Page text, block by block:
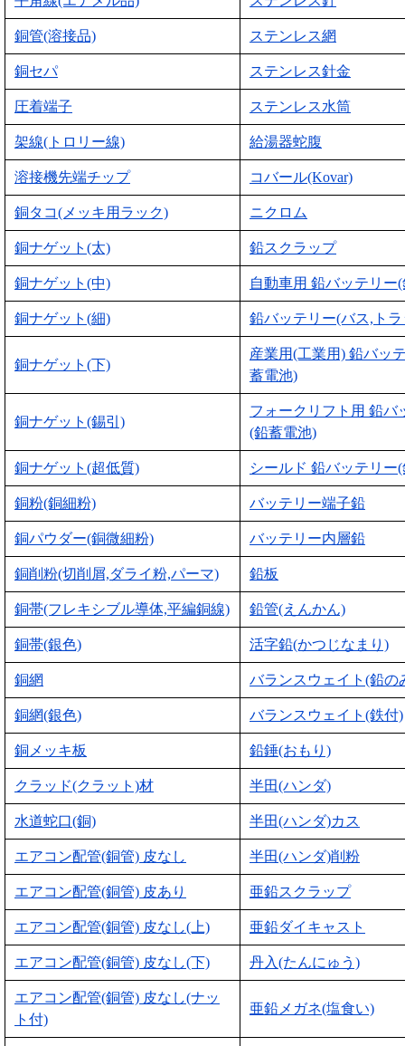
銅管(溶接品) ステンレス網
銅セパ ステンレス針金
圧着端子 ステンレス水筒
架線(トロリー線) 給湯器蛇腹
溶接機先端チップ コバール(Kovar)
銅タコ(メッキ用ラック) ニクロム
銅ナゲット(太) 鉛スクラップ
銅ナゲット(中) 自動車用 鉛バッテリー
銅ナゲット(細) 鉛バッテリー(バス,ト
銅ナゲット(下)
産業用(工業用) 鉛バッ
蓄電池)
銅ナゲット(錫引)
フォークリフト用 鉛バ
(鉛蓄電池)
銅ナゲット(超低質) シールド 鉛バッテリー
銅粉(銅細粉) バッテリー端子鉛
銅パウダー(銅微細粉) バッテリー内層鉛
銅削粉(切削屑,ダライ粉,パーマ) 鉛板
銅帯(フレキシブル導体,平編銅線) 鉛管(えんかん)
銅帯(銀色) 活字鉛(かつじなまり)
銅網 バランスウェイト(鉛の
銅網(銀色) バランスウェイト(鉄付)
銅メッキ板 鉛錘(おもり)
クラッド(クラット)材 半田(ハンダ)
水道蛇口(銅) 半田(ハンダ)カス
エアコン配管(銅管) 皮なし 半田(ハンダ)削粉
エアコン配管(銅管) 皮あり 亜鉛スクラップ
エアコン配管(銅管) 皮なし(上) 亜鉛ダイキャスト
エアコン配管(銅管) 皮なし(下) 丹入(たんにゅう)
エアコン配管(銅管) 皮なし(ナッ
ト付)
亜鉛メガネ(塩食い)